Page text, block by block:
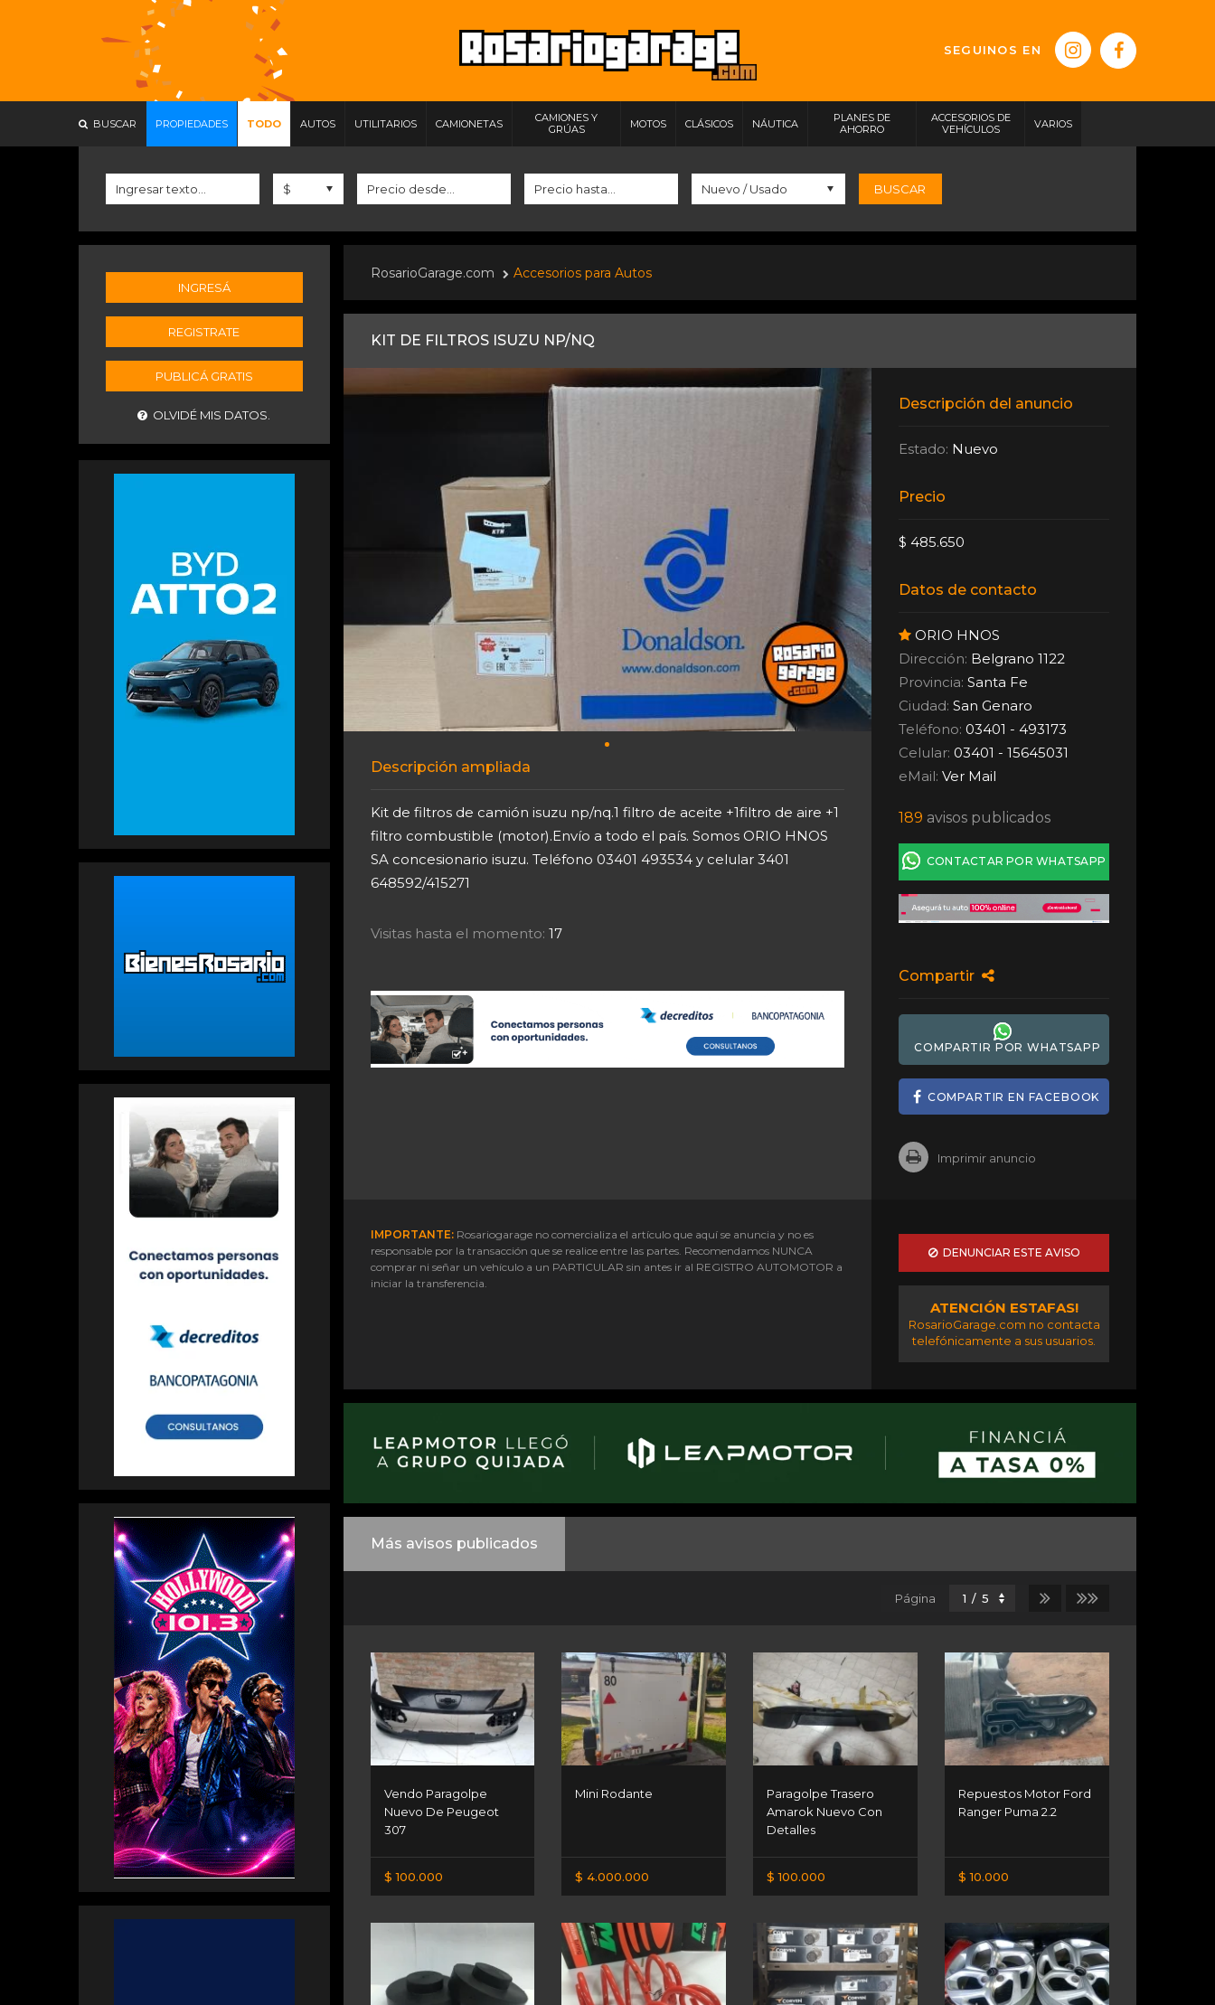
SEGUINOS EN
BUSCAR PROPIEDADES TODO AUTOS UTILITARIOS CAMIONETAS
CAMIONES Y
GRÚAS
MOTOS CLÁSICOS NÁUTICA
PLANES DE
AHORRO
ACCESORIOS DE
VEHÍCULOS
VARIOS
BUSCAR
INGRESÁ
REGISTRATE
PUBLICÁ GRATIS
OLVIDÉ MIS DATOS.
RosarioGarage.com Accesorios para Autos
KIT DE FILTROS ISUZU NP/NQ
Descripción ampliada
Kit de filtros de camión isuzu np/nq.1 filtro de aceite +1filtro de aire +1
filtro combustible (motor).Envío a todo el país. Somos ORIO HNOS
SA concesionario isuzu. Teléfono 03401 493534 y celular 3401
648592/415271
Visitas hasta el momento: 17
Descripción del anuncio
Estado: Nuevo
Precio
$ 485.650
Datos de contacto
ORIO HNOS
Dirección: Belgrano 1122
Provincia:Santa Fe
Ciudad:San Genaro
Teléfono: 03401 - 493173
Celular: 03401 - 15645031
eMail:Ver Mail
189 avisos publicados
CONTACTAR POR WHATSAPP
Compartir
COMPARTIR POR WHATSAPP
COMPARTIR EN FACEBOOK
Imprimir anuncio
IMPORTANTE:Rosariogarage no comercializa el artículo que aquí se anuncia y no es
responsable por la transacción que se realice entre las partes. Recomendamos NUNCA
comprar ni señar un vehículo a un PARTICULAR sin antes ir al REGISTRO AUTOMOTOR a
iniciar la transferencia.
DENUNCIAR ESTE AVISO
ATENCIÓN ESTAFAS!
RosarioGarage.com no contacta
telefónicamente a sus usuarios.
Más avisos publicados
Página
Vendo Paragolpe
Nuevo De Peugeot
307
$ 100.000
Mini Rodante
$ 4.000.000
Paragolpe Trasero
Amarok Nuevo Con
Detalles
$ 100.000
Repuestos Motor Ford
Ranger Puma 2.2
$ 10.000